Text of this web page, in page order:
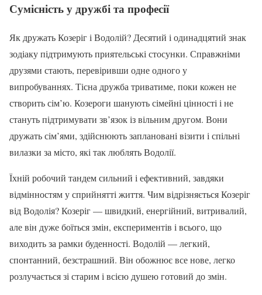
Сумісність удружбіта професії
Як дружать Козеріг і Водолій? Десятий і одинадцятий знак
зодіаку підтримують приятельські стосунки. Справжніми
друзями стають, перевіривши одне одного у
випробуваннях. Тісна дружба триватиме, поки кожен не
створить сім’ю. Козероги шанують сімейні цінності і не
стануть підтримувати зв’язок із вільним другом. Вони
дружать сім’ями, здійснюють заплановані візити і спільні
вилазки за місто, які так люблять Водолії.
Їхній робочий тандем сильний і ефективний, завдяки
відмінностям у сприйнятті життя. Чим відрізняється Козеріг
від Водолія? Козеріг — швидкий, енергійний, витривалий,
але він дуже боїться змін, експериментів і всього, що
виходить за рамки буденності. Водолій — легкий,
спонтанний, безстрашний. Він обожнює все нове, легко
розлучається зі старим і всією душею готовий до змін.